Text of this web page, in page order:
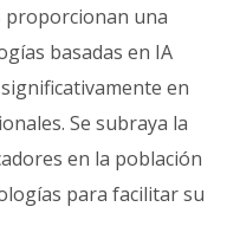
proporcionan una
basadas en IA
en
Se subraya la
en la población
para facilitar su